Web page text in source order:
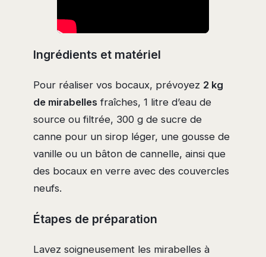
Ingrédients et matériel
Pour réaliser vos bocaux, prévoyez 2 kg
de mirabelles fraîches, 1 litre d’eau de
source ou filtrée, 300 g de sucre de
canne pour un sirop léger, une gousse de
vanille ou un bâton de cannelle, ainsi que
des bocaux en verre avec des couvercles
neufs.
Étapes de préparation
Lavez soigneusement les mirabelles à